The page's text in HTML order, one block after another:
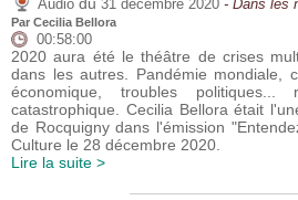
Audio 31 décembre 2020 - Dans les
Par Cecilia Bellora
00:58:00
2020 aura été le théâtre de crises
dans les autres. Pandémie mondiale,
économique, troubles
catastrophique. Cecilia Bellora était
de Rocquigny dans l'émission
Culture le 28 décembre 2020.
Lire la suite >